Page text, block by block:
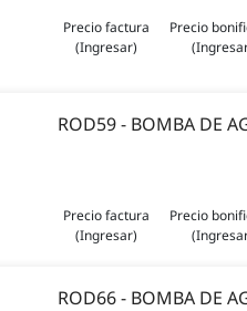
Precio factura
(Ingresar)
Precio
ROD59 - BOMBA DE
Precio factura
(Ingresar)
Precio
ROD66 - BOMBA DE